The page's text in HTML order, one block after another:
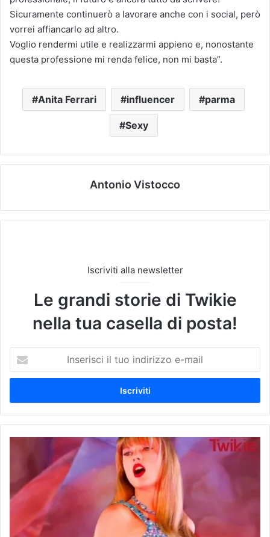
Sicuramente continuerò a lavorare anche con i social, però
vorrei affiancarlo ad altro.
Voglio rendermi utile e realizzarmi appieno e, nonostante
questa professione mi renda felice, non mi basta”.
Anita Ferrari influencer parma
Sexy
Antonio Vistocco
Iscriviti alla newsletter
Le grandi storie di Twikie
nella tua casella di posta!
s
r
i
o